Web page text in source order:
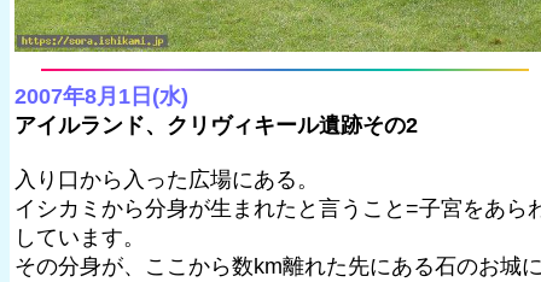
2007年8月1日(水)
アイルランド、クリヴィキール遺跡その2
入り口から入った広場にある。
イシカミから分身が生まれたと言うこと=子宮をあら
しています。
その分身が、ここから数km離れた先にある石のお城